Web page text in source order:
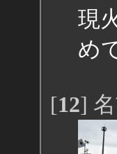
現
め
[12] 名